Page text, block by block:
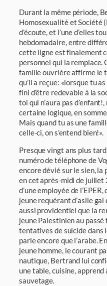
Durant la même période,
Homosexualité et Société
d’écoute, et l’une d’elles
hebdomadaire, entre
cette ligne est finalement
personnel qui la remplace.
famille ouvrière affirme le
qu’il a reçue: «lorsque tu
fini d’être redevable à la
toi qui n’aura pas
certaine logique, en
Mais quand tu as une
celle-ci, on s’entend bien!».
Presque vingt ans plus
numéro de téléphone de
encore dévié sur le sien, la
en cet après-midi de juillet
d’une employée de
jeune requérant d’asile gai
aussi providentiel que la
jeune Palestinien au
tentatives de suicide dans
parle encore que l’arabe.
jeune homme, le courant
nautique, Bertrand lui
une table, cuisine, apprend
sauvetage.